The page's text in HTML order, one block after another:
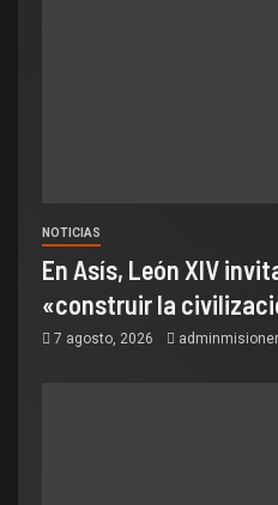
NOTICIAS
En Asís, León XIV
«construir la
7 agosto, 2026